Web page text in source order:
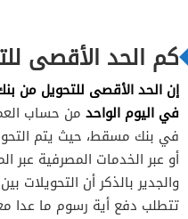
كم الحد الأقصى
إن الحد الأقصى للتحويل من بنك مسقط هو
في اليوم الواحد من حساب
في بنك مسقط، حيث يتم
أو عبر الخدمات المصرفية عبر
والجدير بالذكر أن
تتطلب دفع أية رسوم ما عدا